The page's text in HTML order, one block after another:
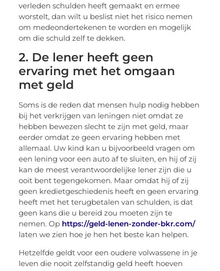
verleden schulden heeft gemaakt en ermee
worstelt, dan wilt u beslist niet het risico nemen
om medeondertekenen te worden en mogelijk
om die schuld zelf te dekken.
2. De lener heeft geen
ervaring met het omgaan
met geld
Soms is de reden dat mensen hulp nodig hebben
bij het verkrijgen van leningen niet omdat ze
hebben bewezen slecht te zijn met geld, maar
eerder omdat ze geen ervaring hebben met
allemaal. Uw kind kan u bijvoorbeeld vragen om
een lening voor een auto af te sluiten, en hij of zij
kan de meest verantwoordelijke lener zijn die u
ooit bent tegengekomen. Maar omdat hij of zij
geen kredietgeschiedenis heeft en geen ervaring
heeft met het terugbetalen van schulden, is dat
geen kans die u bereid zou moeten zijn te
nemen. Op https://geld-lenen-zonder-bkr.com/
laten we zien hoe je hen het beste kan helpen.
Hetzelfde geldt voor een oudere volwassene in je
leven die nooit zelfstandig geld heeft hoeven